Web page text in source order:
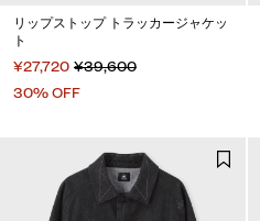
リップストップ トラッカージャケッ
ト
¥27,720 ¥39,600
30% OFF